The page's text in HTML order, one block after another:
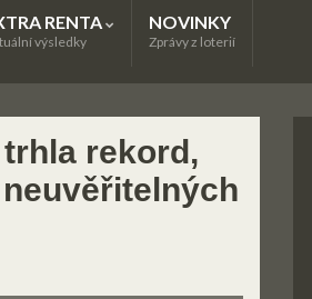
RENTA
výsledky
NOVINKY
Zprávy z loterií
rekord,